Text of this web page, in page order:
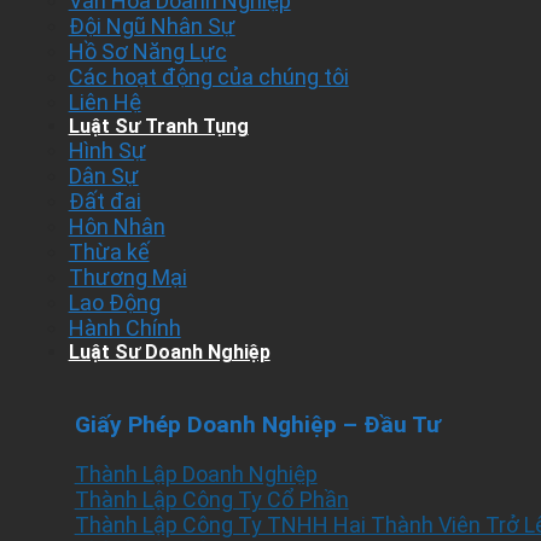
Đội Ngũ Nhân Sự
Hồ Sơ Năng Lực
Các hoạt động của chúng tôi
Liên Hệ
Luật Sư Tranh Tụng
Hình Sự
Dân Sự
Đất đai
Hôn Nhân
Thừa kế
Thương Mại
Lao Động
Hành Chính
Luật Sư Doanh Nghiệp
Giấy Phép Doanh Nghiệp – Đầu Tư
Thành Lập Doanh Nghiệp
Thành Lập Công Ty Cổ Phần
Thành Lập Công Ty TNHH Hai Thành Viên Trở